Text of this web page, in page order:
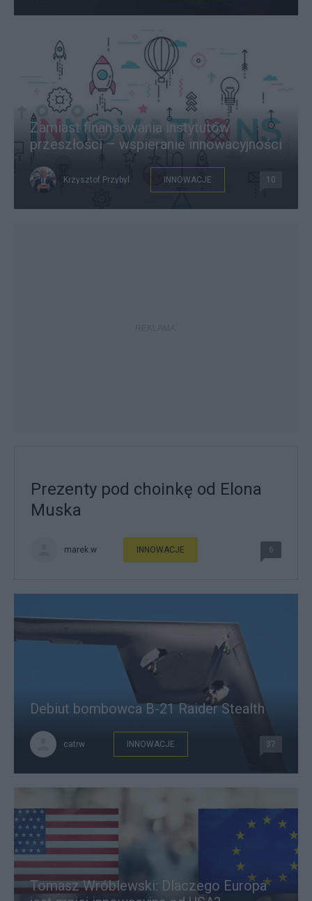
Zamiast finansowania instytutów
przeszłości – wspieranie innowacyjności
Krzysztof Przybyl INNOWACJE 10
Prezenty pod choinkę od Elona
Muska
marek.w INNOWACJE 6
Debiut bombowca B-21 Raider Stealth
catrw INNOWACJE 37
Tomasz Wróblewski: Dlaczego Europa